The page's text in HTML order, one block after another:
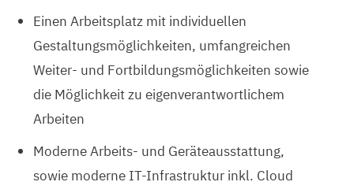
Einen Arbeitsplatz mit individuellen
Gestaltungsmöglichkeiten, umfangreichen
Weiter- und Fortbildungsmöglichkeiten sowie
die Möglichkeit zu eigenverantwortlichem
Arbeiten
Moderne Arbeits- und Geräteausstattung,
sowie moderne IT-Infrastruktur inkl. Cloud